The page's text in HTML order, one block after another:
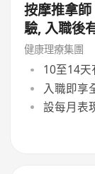
按摩推拿
驗, 入職後
絡等, 培訓
知識)
健康理療集團
10至14
入職即享
設每月表